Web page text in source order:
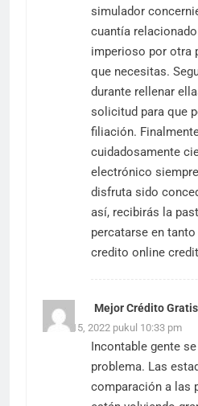
simulador
cuantía
imperioso por otra
que necesitas.
durante rellenar
solicitud para que
filiación.
cuidadosamente
electrónico
disfruta sido
así, recibirás la
percatarse en
credito online
Mejor Crédito Gratis
Maret 15, 2022 pukul 10:33 pm
Incontable gente
problema. Las
comparación a las